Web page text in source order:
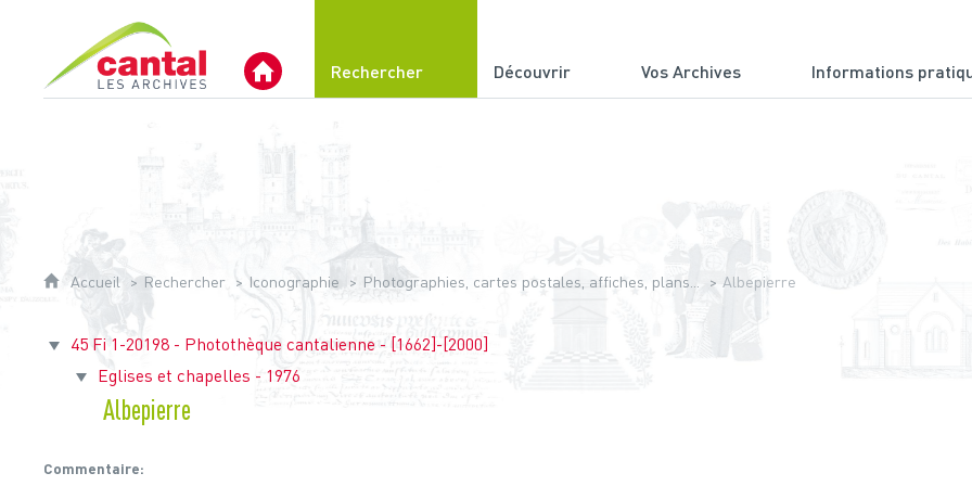
Archives Départementales du Cantal
Rechercher Découvrir Vos Archives Informations
Accueil Rechercher Iconographie Photographies, cartes postales, affiches, plans... Albepierre
45 Fi 1-20198 - Photothèque cantalienne - [1662]-[2000]
Eglises et chapelles - 1976
Albepierre
Commentaire